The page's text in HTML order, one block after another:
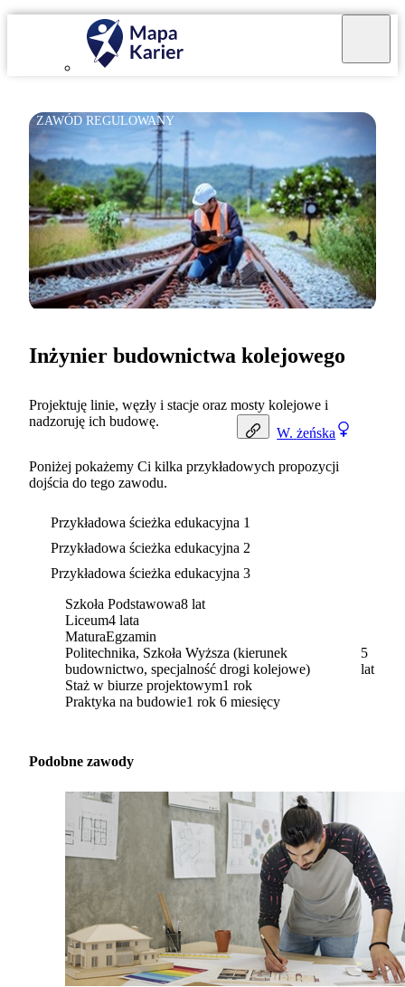
ZAWÓD REGULOWANY
W. żeńska
Inżynier budownictwa kolejowego
Projektuję linie, węzły i stacje oraz mosty kolejowe i
nadzoruję ich budowę.
Poniżej pokażemy Ci kilka przykładowych propozycji
dojścia do tego zawodu.
Przykładowa ścieżka edukacyjna 1
Przykładowa ścieżka edukacyjna 2
Przykładowa ścieżka edukacyjna 3
Szkoła Podstawowa8 lat
Liceum4 lata
MaturaEgzamin
Politechnika, Szkoła Wyższa (kierunek
budownictwo, specjalność drogi kolejowe)
5
lat
Staż w biurze projektowym1 rok
Praktyka na budowie1 rok 6 miesięcy
Podobne zawody